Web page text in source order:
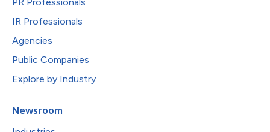
IR Professionals
Agencies
Public Companies
Explore by Industry
Newsroom